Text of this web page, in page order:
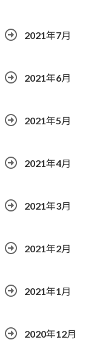
2021年7月
2021年6月
2021年5月
2021年4月
2021年3月
2021年2月
2021年1月
2020年12月